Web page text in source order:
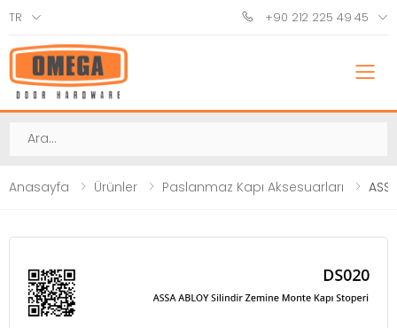
TR +90 212 225 49 45
Ara
Anasayfa Ürünler Paslanmaz Kapı Aksesuarları